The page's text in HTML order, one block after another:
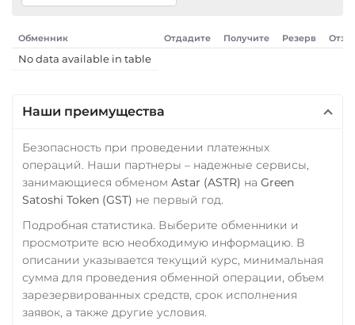
Обменник Отдадите Получите Резерв
No data available in table
Наши преимущества
Безопасность при проведении платежных
операций. Наши партнеры – надежные сервисы,
занимающиеся обменом Astar (ASTR) на Green
Satoshi Token (GST) не первый год.
Подробная статистика. Выберите обменники и
просмотрите всю необходимую информацию. В
описании указывается текущий курс, минимальная
сумма для проведения обменной операции, объем
зарезервированных средств, срок исполнения
заявок, а также другие условия.